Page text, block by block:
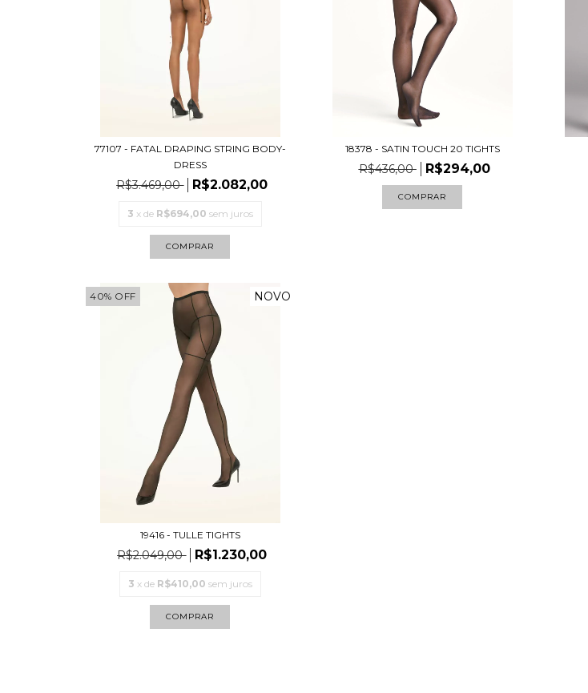
77107 - FATAL DRAPING STRING BODY-
DRESS
R$3.469,00 R$2.082,00
3 x de R$694,00 sem juros
COMPRAR
18378 - SATIN TOUCH 20 TIGHTS
R$436,00 R$294,00
COMPRAR
40% OFF NOVO
19416 - TULLE TIGHTS
R$2.049,00 R$1.230,00
3 x de R$410,00 sem juros
COMPRAR